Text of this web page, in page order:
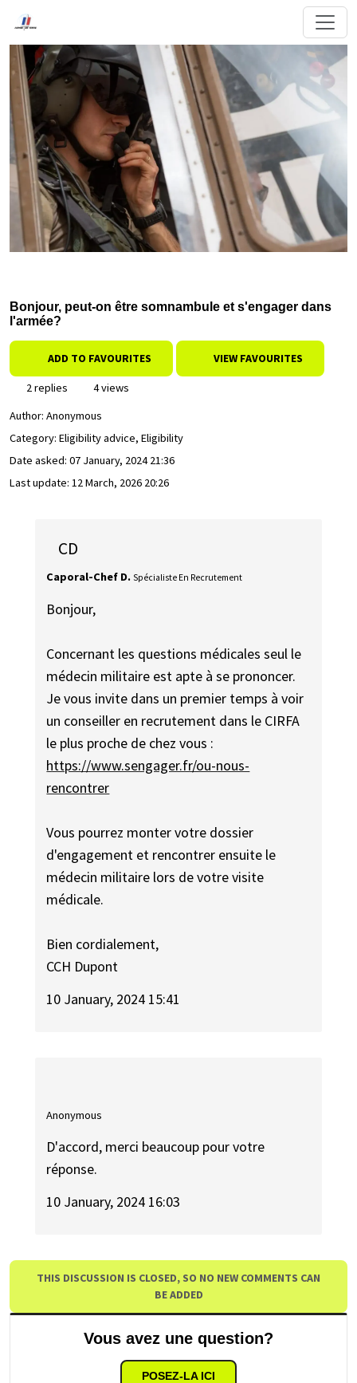
Bonjour, peut-on être somnambule et s'engager dans
l'armée?
ADD TO FAVOURITES VIEW FAVOURITES
2 replies
4 views
Author: Anonymous
Category: Eligibility advice, Eligibility
Date asked: 07 January, 2024 21:36
Last update: 12 March, 2026 20:26
CD
Caporal-Chef D. Spécialiste En Recrutement
Bonjour,
Concernant les questions médicales seul le
médecin militaire est apte à se prononcer.
Je vous invite dans un premier temps à voir
un conseiller en recrutement dans le CIRFA
le plus proche de chez vous :
https://www.sengager.fr/ou-nous-
rencontrer
Vous pourrez monter votre dossier
d'engagement et rencontrer ensuite le
médecin militaire lors de votre visite
médicale.
Bien cordialement,
CCH Dupont
10 January, 2024 15:41
Anonymous
D'accord, merci beaucoup pour votre
réponse.
10 January, 2024 16:03
THIS DISCUSSION IS CLOSED, SO NO NEW COMMENTS CAN
BE ADDED
Vous avez une question?
POSEZ-LA ICI